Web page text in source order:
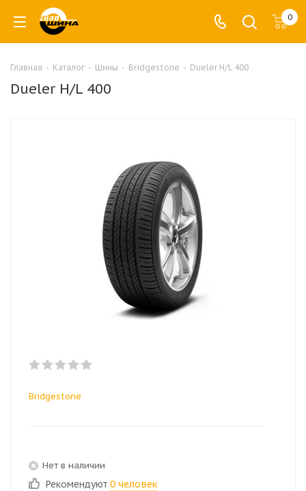
0
Главная - Каталог - Шины - Bridgestone - Dueler H/L 400
Dueler H/L 400
Bridgestone
Нет в наличии
Рекомендуют 0 человек